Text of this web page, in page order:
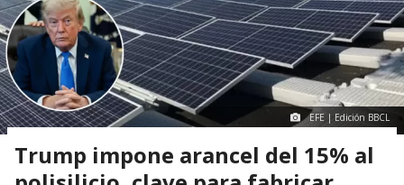
EFE | Edición BBCL
Trump impone arancel del 15% al